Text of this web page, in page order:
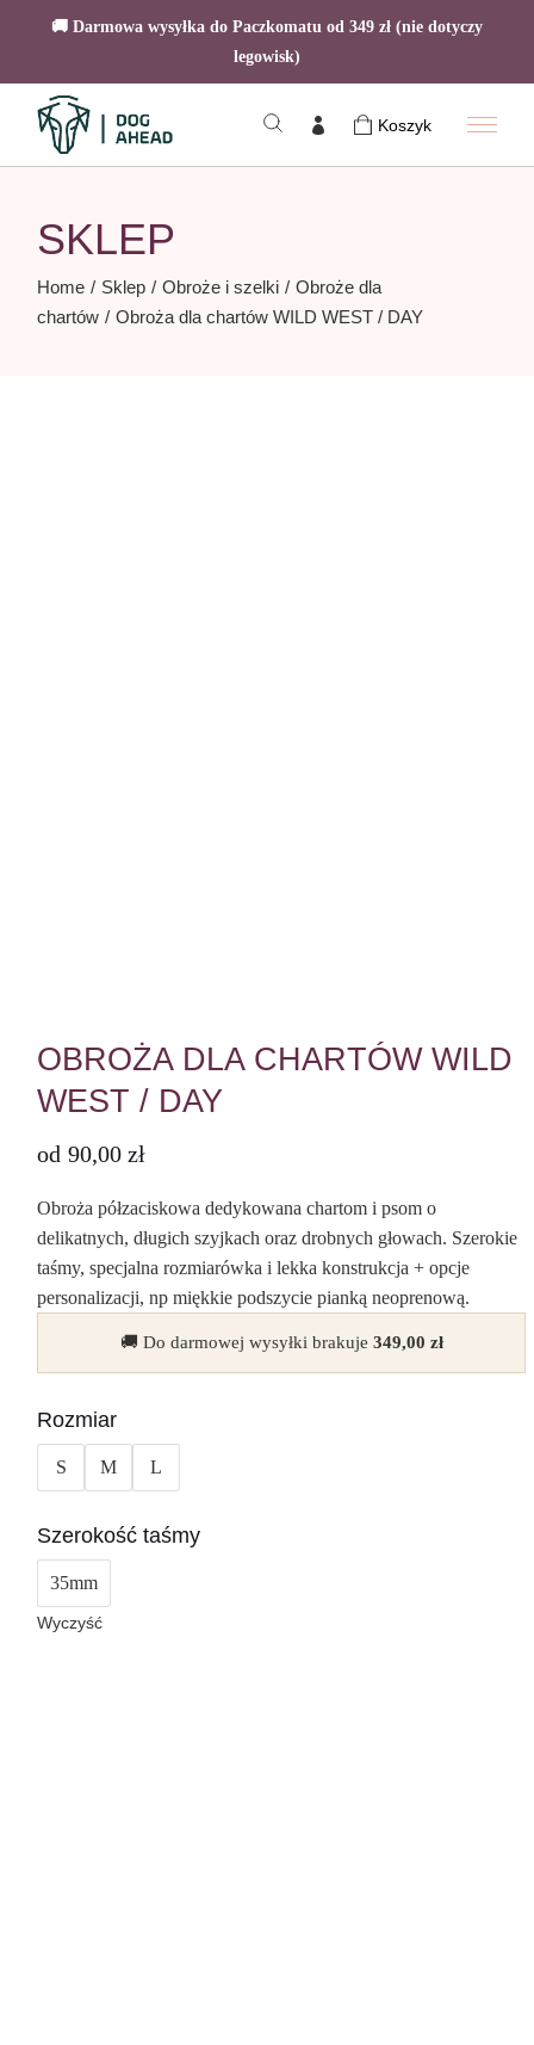
🚚 Darmowa wysyłka do Paczkomatu od 349 zł (nie dotyczy
legowisk)
content
Koszyk
SKLEP
Home Sklep Obroże i szelki
Obroże dla
chartów
Obroża dla chartów WILD WEST / DAY
OBROŻA DLA CHARTÓW WILD
WEST / DAY
od 90,00 zł
Obroża półzaciskowa dedykowana chartom i psom o
delikatnych, długich szyjkach oraz drobnych głowach. Szerokie
taśmy, specjalna rozmiarówka i lekka konstrukcja + opcje
personalizacji, np miękkie podszycie pianką neoprenową.
🚚 Do darmowej wysyłki brakuje 349,00 zł
Rozmiar
S M L
Szerokość taśmy
35mm
Wyczyść